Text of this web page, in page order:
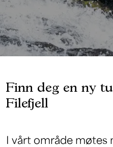
Finn deg en ny
Filefjell
I vårt område møtes